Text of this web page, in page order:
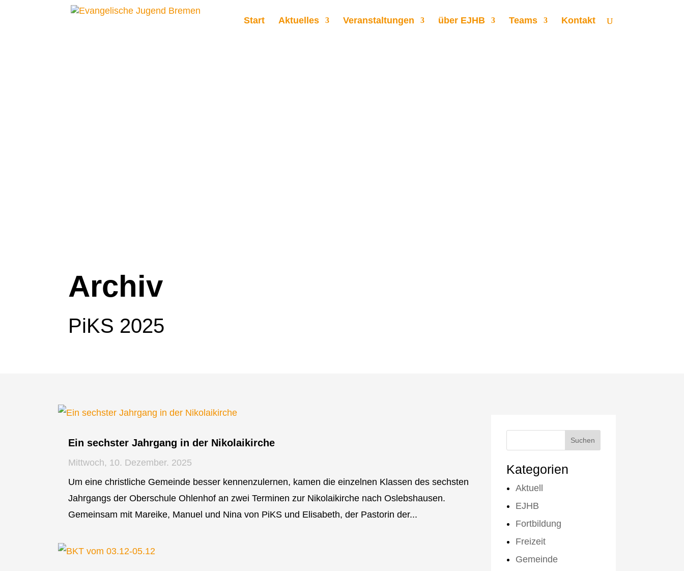
Start Aktuelles Veranstaltungen über EJHB Teams Kontakt
Archiv
PiKS 2025
Ein sechster Jahrgang in der Nikolaikirche
Mittwoch, 10. Dezember. 2025
Um eine christliche Gemeinde besser kennenzulernen, kamen die einzelnen Klassen des sechsten
Jahrgangs der Oberschule Ohlenhof an zwei Terminen zur Nikolaikirche nach Oslebshausen.
Gemeinsam mit Mareike, Manuel und Nina von PiKS und Elisabeth, der Pastorin der...
Kategorien
Aktuell
EJHB
Fortbildung
Freizeit
Gemeinde